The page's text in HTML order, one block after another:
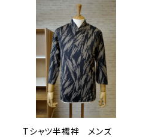
Tシャツ半襦袢 メンズ